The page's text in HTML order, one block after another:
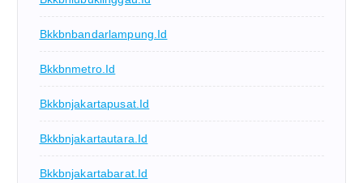
Bkkbnbandarlampung.id
Bkkbnmetro.id
Bkkbnjakartapusat.id
Bkkbnjakartautara.id
Bkkbnjakartabarat.id